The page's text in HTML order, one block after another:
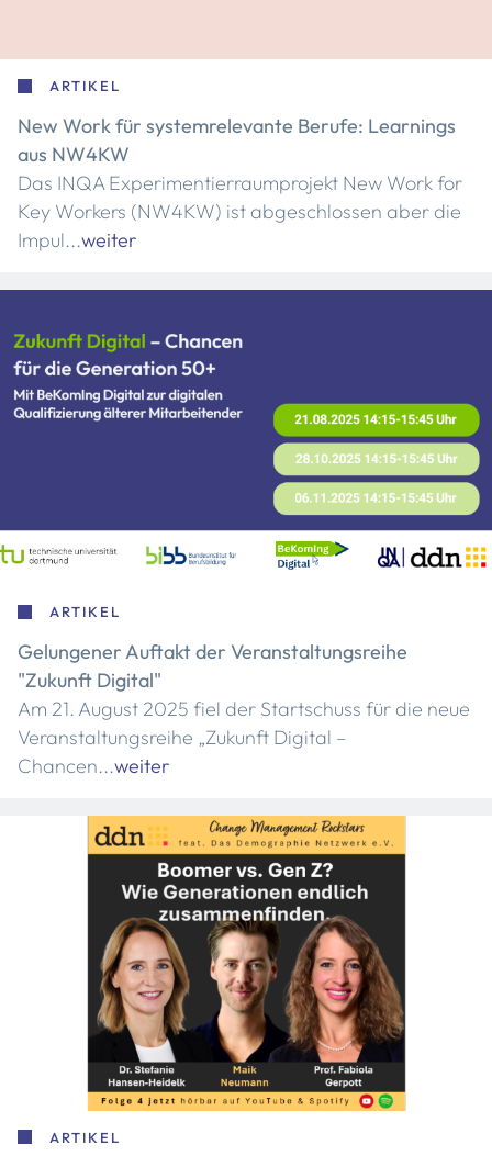
ARTIKEL
New Work für systemrelevante Berufe: Learnings
aus NW4KW
Das INQA Experimentierraumprojekt New Work for
Key Workers (NW4KW) ist abgeschlossen aber die
Impul...weiter
ARTIKEL
Gelungener Auftakt der Veranstaltungsreihe
"Zukunft Digital"
Am 21. August 2025 fiel der Startschuss für die neue
Veranstaltungsreihe „Zukunft Digital –
Chancen...weiter
ARTIKEL